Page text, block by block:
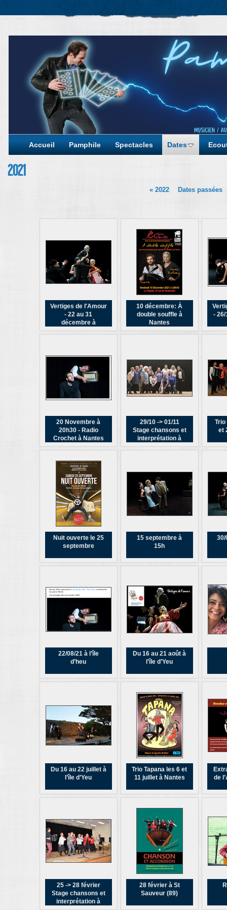
Accueil Pamphile Spectacles Dates
2021
«2022 Dates passées
Vertiges de l'Amour
- 22 au 31
décembre à
Orvault
10 décembre: À
double souffle à
Nantes
- 26/
20 Novembre à
20h30 - Radio
Crochet à Nantes
29/10 -> 01/11
Stage chansons et
interprétation à
Saint Sauveur (89)
Trio
et
Nuit ouverte le 25
septembre
15 septembre à
15h
30/
22/08/21 à l’île
d’heu
Du 16 au 21 août à
l’île d’Yeu
Du 16 au 22 juillet à
l’île d’Yeu
Trio Tapana les 6 et
11 juillet à Nantes
de
25 -> 28 février
Stage chansons et
interprétation à
28 février à St
Sauveur (89)